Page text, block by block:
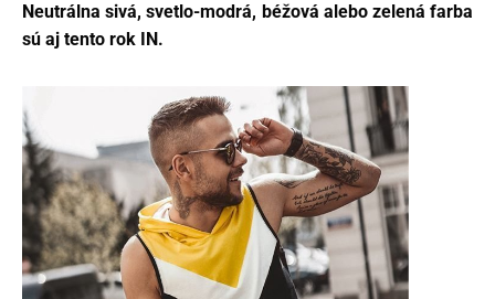
Neutrálna sivá, svetlo-modrá, béžová alebo zelená farba
sú aj tento rok IN.